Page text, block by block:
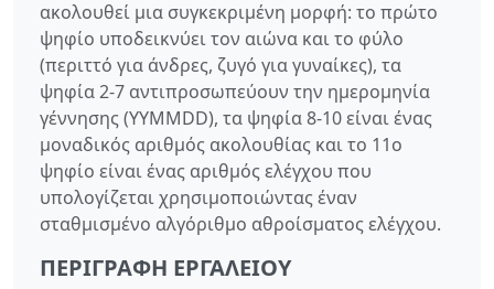
ακολουθεί μια συγκεκριμένη μορφή: το πρώτο
ψηφίο υποδεικνύει τον αιώνα και το φύλο
(περιττό για άνδρες, ζυγό για γυναίκες), τα
ψηφία 2-7 αντιπροσωπεύουν την ημερομηνία
γέννησης (YYMMDD), τα ψηφία 8-10 είναι ένας
μοναδικός αριθμός ακολουθίας και το 11ο
ψηφίο είναι ένας αριθμός ελέγχου που
υπολογίζεται χρησιμοποιώντας έναν
σταθμισμένο αλγόριθμο αθροίσματος ελέγχου.
ΠΕΡΙΓΡΑΦΉ ΕΡΓΑΛΕΊΟΥ